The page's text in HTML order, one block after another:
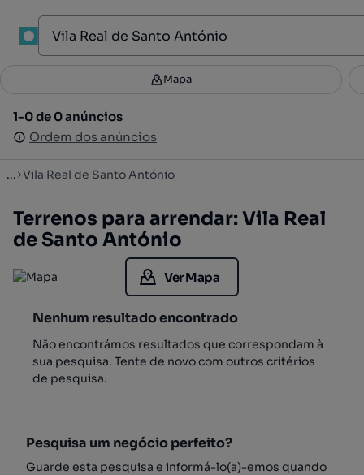
Filtros 3
1-0 de 0 anúncios
Ordem dos anúncios
Mapa
1-0 de 0 anúncios
Ordem dos anúncios
... Vila Real de Santo António
Terrenos para arrendar: Vila Real
de Santo António
Ver Mapa
Nenhum resultado encontrado
Não encontrámos resultados que correspondam à
sua pesquisa. Tente de novo com outros critérios
de pesquisa.
Pesquisa um negócio perfeito?
Guarde esta pesquisa e informá-lo(a)-emos quando